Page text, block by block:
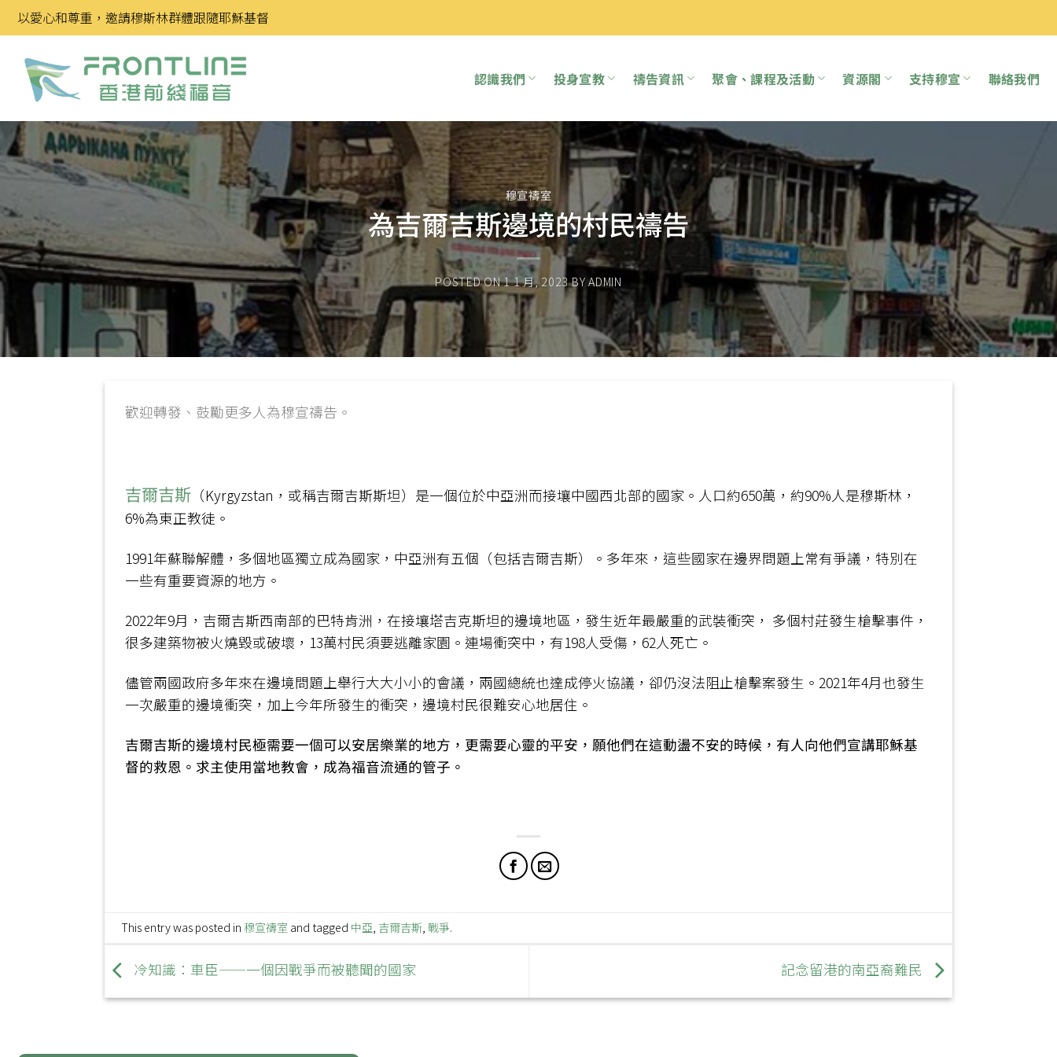
Skip
to
content
以愛心和尊重，邀請穆斯林群體跟隨耶穌基督
認識我們 投身宣教 禱告資訊 聚會、課程及活動 資源閣 支持穆宣 聯絡我們
穆宣禱室
為吉爾吉斯邊境的村民禱告
POSTED ON1 1 月, 2023BYADMIN
歡迎轉發、鼓勵更多人為穆宣禱告。
吉爾吉斯 （Kyrgyzstan，或稱吉爾吉斯斯坦）是一個位於中亞洲而接壤中國西北部的國家。人口約650萬，約90%人是穆斯林，
6%為東正教徒。
1991年蘇聯解體，多個地區獨立成為國家，中亞洲有五個（包括吉爾吉斯）。多年來，這些國家在邊界問題上常有爭議，特別在
一些有重要資源的地方。
2022年9月，吉爾吉斯西南部的巴特肯洲，在接壤塔吉克斯坦的邊境地區，發生近年最嚴重的武裝衝突， 多個村莊發生槍擊事件，
很多建築物被火燒毀或破壞，13萬村民須要逃離家園。連場衝突中，有198人受傷，62人死亡。
儘管兩國政府多年來在邊境問題上舉行大大小小的會議，兩國總統也達成停火協議，卻仍沒法阻止槍擊案發生。2021年4月也發生
一次嚴重的邊境衝突，加上今年所發生的衝突，邊境村民很難安心地居住。
吉爾吉斯的邊境村民極需要一個可以安居樂業的地方，更需要心靈的平安，願他們在這動盪不安的時候，有人向他們宣講耶穌基
督的救恩。求主使用當地教會，成為福音流通的管子。
This entry was posted in 穆宣禱室 and tagged 中亞, 吉爾吉斯, 戰爭.
冷知識：車臣——一個因戰爭而被聽聞的國家 記念留港的南亞裔難民